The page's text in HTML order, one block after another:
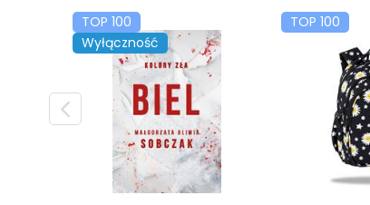
TOP 100
Wyłączność
TOP 100